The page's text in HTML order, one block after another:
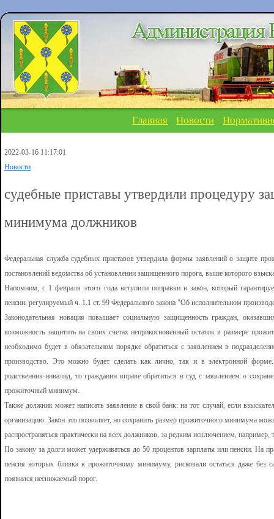
Главная Новости
2022-03-16 11:17:01
Новости
судебные приставы утвердили процедуру
минимума должников
Федеральная служба судебных приставов утвердила формы заявлений о защите
постановлений ведомства об установлении защищенного порога, выше которого
Напомним, с 1 февраля этого года вступили поправки в закон, который
пенсии, регулируемый ч. 1.1 ст. 99 Федерального закона "Об исполнительном
Законодательная новация повышает социальную защищенность граждан,
возможность защитить на своих счетах неприкосновенный остаток в размере
необходимо будет в обязательном порядке обратиться с заявлением в
производство. Это можно будет сделать как лично, так и в электронной
родственник-инвалид, то гражданин вправе обратиться в суд с заявлением о
прожиточный минимум.
Также должник может написать заявление в свой банк: на тот случай, если
организацию. Закон это позволяет, но сохранить размер прожиточного минимума
распространяться практически на всех должников, за редким исключением, например,
По закону за долги может удерживаться до 50 процентов зарплаты или пенсии. На
пенсия которых близка к прожиточному минимуму, рисковали остаться даже без
появился неснижаемый порог.